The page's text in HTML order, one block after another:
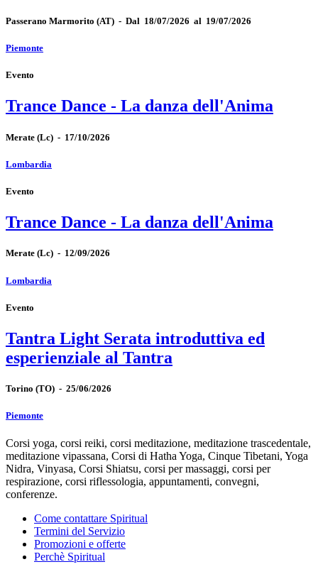
Passerano Marmorito (AT) - Dal 18/07/2026 al 19/07/2026
Piemonte
Evento
Trance Dance - La danza dell'Anima
Merate (Lc) - 17/10/2026
Lombardia
Evento
Trance Dance - La danza dell'Anima
Merate (Lc) - 12/09/2026
Lombardia
Evento
Tantra Light Serata introduttiva ed
esperienziale al Tantra
Torino (TO) - 25/06/2026
Piemonte
Corsi yoga, corsi reiki, corsi meditazione, meditazione trascedentale,
meditazione vipassana, Corsi di Hatha Yoga, Cinque Tibetani, Yoga
Nidra, Vinyasa, Corsi Shiatsu, corsi per massaggi, corsi per
respirazione, corsi riflessologia, appuntamenti, convegni,
conferenze.
Come contattare Spiritual
Termini del Servizio
Promozioni e offerte
Perchè Spiritual